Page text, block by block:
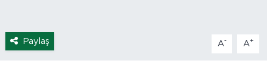
Paylaş A- A+